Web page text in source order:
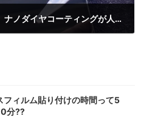
スマホガラスコーティング、ナノダイヤコーティングが人気
フィルム貼り付けの時間って5
分⁇